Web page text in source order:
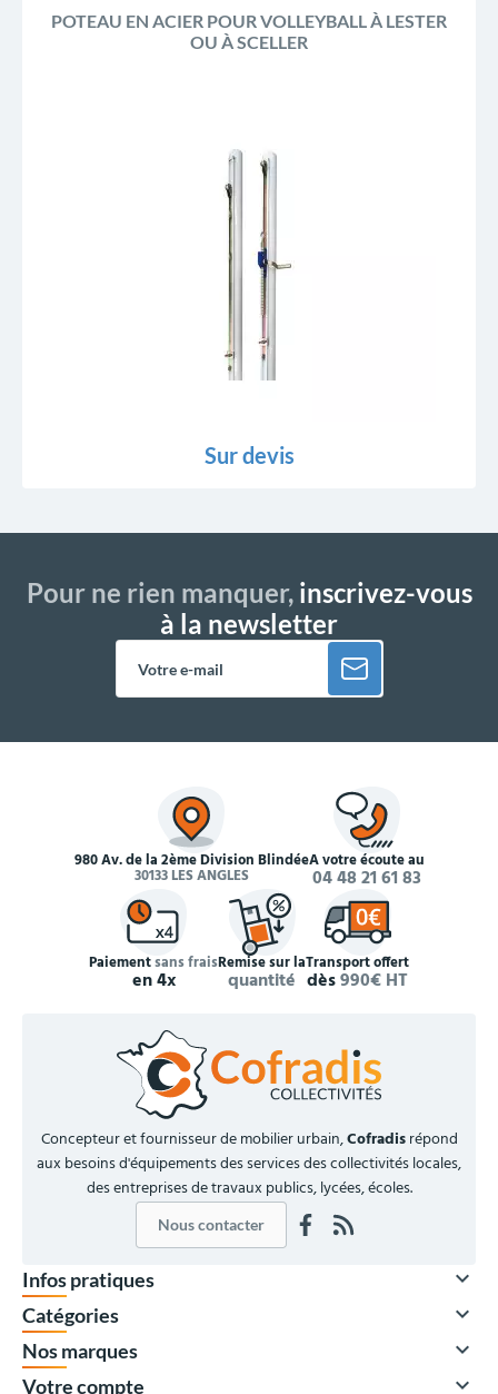
POTEAU EN ACIER POUR VOLLEYBALL À LESTER
OU À SCELLER
Sur devis
Pour ne rien manquer,inscrivez-vous
à la newsletter
980 Av. de la 2ème Division Blindée
30133 LES ANGLES
À votre écoute au
04 48 21 61 83
Paiementsans frais
en 4x
Remise sur la
quantité
Transport offert
dès990€ HT
Concepteur et fournisseur de mobilier urbain,Cofradisrépond
aux besoins d'équipements des services des collectivités locales,
des entreprises de travaux publics, lycées, écoles.
Nous contacter
Infos pratiques 
Catégories 
Nos marques 
Votre compte 